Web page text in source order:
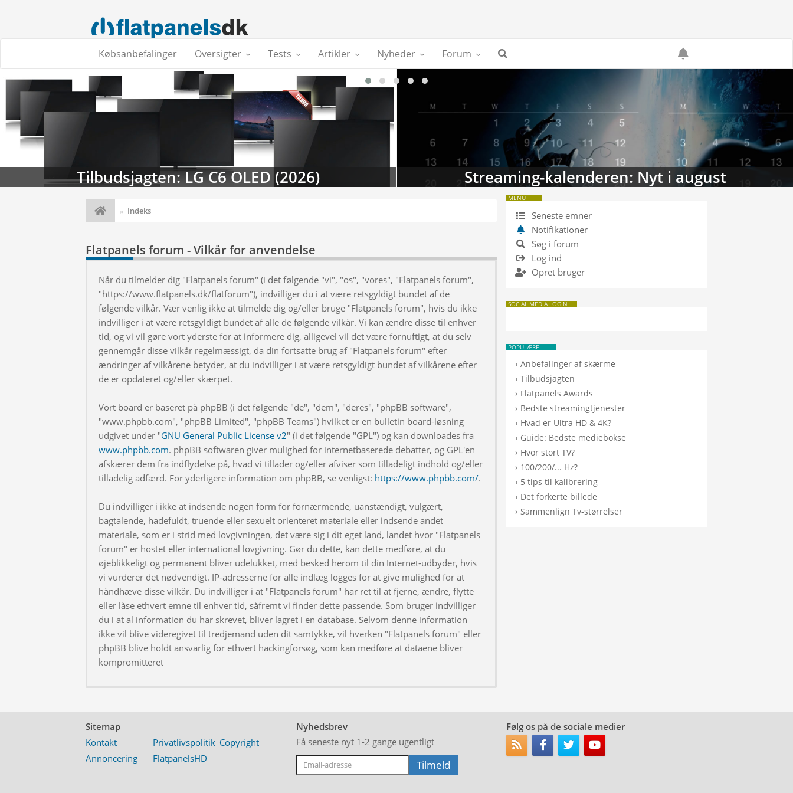
Købsanbefalinger Oversigter Tests Artikler Nyheder Forum
Tilbudsjagten: LG C6 OLED (2026) Streaming-kalenderen: Nyt i august
Indeks
Flatpanels forum - Vilkår for anvendelse
Når du tilmelder dig "Flatpanels forum" (i det følgende "vi", "os", "vores", "Flatpanels forum",
"https://www.flatpanels.dk/flatforum"), indvilliger du i at være retsgyldigt bundet af de
følgende vilkår. Vær venlig ikke at tilmelde dig og/eller bruge "Flatpanels forum", hvis du ikke
indvilliger i at være retsgyldigt bundet af alle de følgende vilkår. Vi kan ændre disse til enhver
tid, og vi vil gøre vort yderste for at informere dig, alligevel vil det være fornuftigt, at du selv
gennemgår disse vilkår regelmæssigt, da din fortsatte brug af "Flatpanels forum" efter
ændringer af vilkårene betyder, at du indvilliger i at være retsgyldigt bundet af vilkårene efter
de er opdateret og/eller skærpet.
Vort board er baseret på phpBB (i det følgende "de", "dem", "deres", "phpBB software",
"www.phpbb.com", "phpBB Limited", "phpBB Teams") hvilket er en bulletin board-løsning
udgivet under "GNU General Public License v2" (i det følgende "GPL") og kan downloades fra
www.phpbb.com. phpBB softwaren giver mulighed for internetbaserede debatter, og GPL'en
afskærer dem fra indflydelse på, hvad vi tillader og/eller afviser som tilladeligt indhold og/eller
tilladelig adfærd. For yderligere information om phpBB, se venligst: https://www.phpbb.com/.
Du indvilliger i ikke at indsende nogen form for fornærmende, uanstændigt, vulgært,
bagtalende, hadefuldt, truende eller sexuelt orienteret materiale eller indsende andet
materiale, som er i strid med lovgivningen, det være sig i dit eget land, landet hvor "Flatpanels
forum" er hostet eller international lovgivning. Gør du dette, kan dette medføre, at du
øjeblikkeligt og permanent bliver udelukket, med besked herom til din Internet-udbyder, hvis
vi vurderer det nødvendigt. IP-adresserne for alle indlæg logges for at give mulighed for at
håndhæve disse vilkår. Du indvilliger i at "Flatpanels forum" har ret til at fjerne, ændre, flytte
eller låse ethvert emne til enhver tid, såfremt vi finder dette passende. Som bruger indvilliger
du i at al information du har skrevet, bliver lagret i en database. Selvom denne information
ikke vil blive videregivet til tredjemand uden dit samtykke, vil hverken "Flatpanels forum" eller
phpBB blive holdt ansvarlig for ethvert hackingforsøg, som kan medføre at dataene bliver
kompromitteret
MENU
Seneste emner
Notifikationer
Søg i forum
Log ind
Opret bruger
SOCIAL MEDIA LOGIN
POPULÆRE
›Anbefalinger af skærme
›Tilbudsjagten
› Flatpanels Awards
› Bedste streamingtjenester
› Hvad er Ultra HD & 4K?
› Guide: Bedste mediebokse
› Hvor stort TV?
› 100/200/... Hz?
› 5 tips til kalibrering
› Det forkerte billede
›Sammenlign Tv-størrelser
Sitemap
Kontakt
Privatlivspolitik Copyright
Annoncering
FlatpanelsHD
Nyhedsbrev
Få seneste nyt 1-2 gange ugentligt
Følg os på de sociale medier